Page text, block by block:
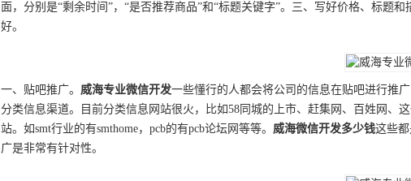
面，分别是“剩余时间”，“是否推荐商品”和“标题关键字”。三、写好价格、标题
好。
一、贴吧推广。 威海专业微信开发一些懂行的人都会将公司的信息在贴吧进行推
分类信息渠道。目前分类信息网站很火，比如58同城的上市、赶集网、百姓网、
站。如smt行业的有smthome，pcb的有pcb论坛网等等。 威海微信开发多少钱这些
广是非常有针对性。